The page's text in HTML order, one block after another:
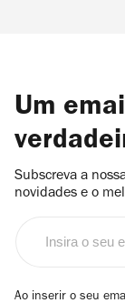
Um
Subscreva a
novidades e o
email
Ao inserir o seu